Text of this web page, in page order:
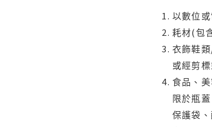
以數位
耗材(包
衣飾鞋
或經剪
食品、
限於瓶
保護袋